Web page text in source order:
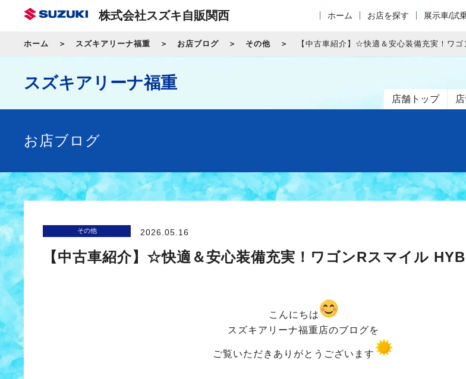
株式会社スズキ自販関西 ホーム お店を探す 展示車/試
ホーム スズキアリーナ福重 お店ブログ その他 【中古車紹介】☆快適＆安心装備充実！ワ
スズキアリーナ福重
店舗トップ
お店ブログ
その他 2026.05.16
【中古車紹介】☆快適＆安心装備充実！ワゴンRスマイル
こんにちは
スズキアリーナ福重店のブログを
ご覧いただきありがとうございます